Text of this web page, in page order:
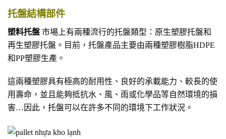
托盤結構部件
塑料托盤 市場上有兩種流行的托盤類型：原生塑膠托盤和
再生塑膠托盤。目前，托盤產品主要由兩種塑膠樹脂HDPE
和PP塑膠生產。
這兩種塑膠具有極高的耐用性、良好的承載能力、較長的使
用壽命，並且能夠抵抗水、風、雨或化學品等自然環境的損
害…因此，托盤可以在許多不同的環境下工作狀況。